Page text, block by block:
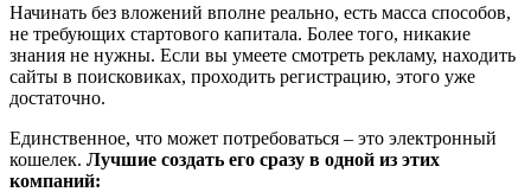
Начинать без вложений вполне реально, есть масса способов,
не требующих стартового капитала. Более того, никакие
знания не нужны. Если вы умеете смотреть рекламу, находить
сайты в поисковиках, проходить регистрацию, этого уже
достаточно.
Единственное, что может потребоваться – это электронный
кошелек. Лучшие создать его сразу в одной из этих
компаний: